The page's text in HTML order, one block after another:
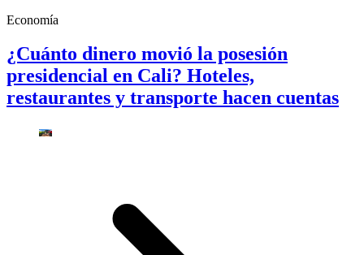
Economía
¿Cuánto dinero movió la posesión
presidencial en Cali? Hoteles,
restaurantes y transporte hacen cuentas